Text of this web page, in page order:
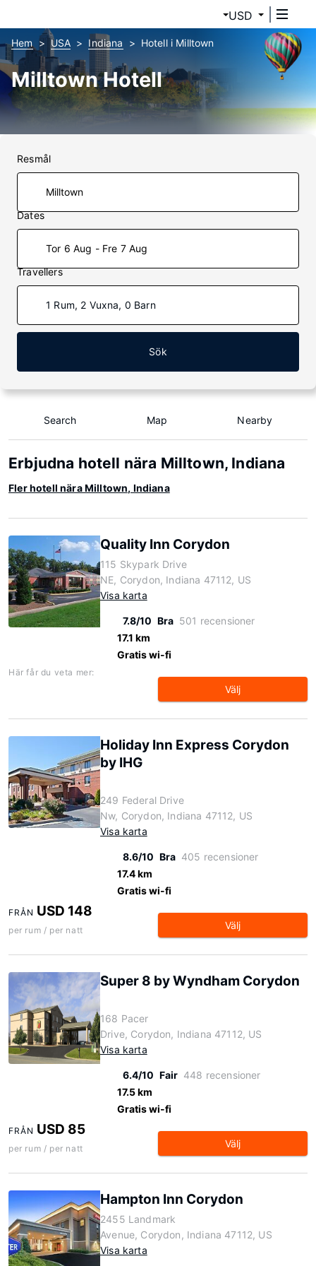
USD
Hem USA Indiana Hotell i Milltown
Milltown Hotell
Resmål
Dates
Tor 6 Aug - Fre 7 Aug
Travellers
1 Rum, 2 Vuxna, 0 Barn
Sök
Search Map Nearby
Erbjudna hotell nära Milltown, Indiana
Fler hotell nära Milltown, Indiana
Quality Inn Corydon
115 Skypark Drive
NE, Corydon, Indiana 47112, US
Visa karta
7.8/10 Bra 501 recensioner
17.1 km
Gratis wi-fi
Här får du veta mer:
Välj
Holiday Inn Express Corydon
by IHG
249 Federal Drive
Nw, Corydon, Indiana 47112, US
Visa karta
8.6/10 Bra 405 recensioner
17.4 km
Gratis wi-fi
FRÅN USD 148
per rum / per natt Välj
Super 8 by Wyndham Corydon
168 Pacer
Drive, Corydon, Indiana 47112, US
Visa karta
6.4/10 Fair 448 recensioner
17.5 km
Gratis wi-fi
FRÅN USD 85
per rum / per natt Välj
Hampton Inn Corydon
2455 Landmark
Avenue, Corydon, Indiana 47112, US
Visa karta